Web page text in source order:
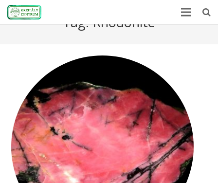
Mineral Power
News
Stones
About Us
Contact us
Tag:Rhodonite